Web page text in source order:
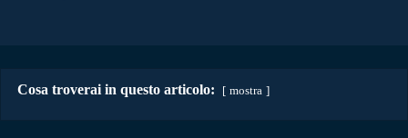
Cosa troverai in questo articolo: mostra